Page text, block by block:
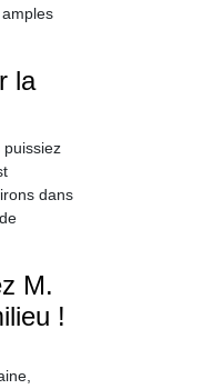
la
puissiez
dans
M.
!